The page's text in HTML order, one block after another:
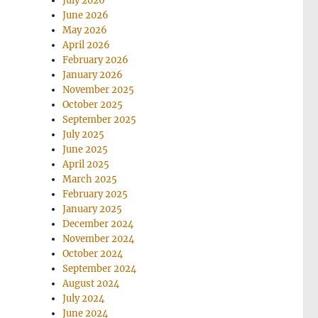
June 2026
May 2026
April 2026
February 2026
January 2026
November 2025
October 2025
September 2025
July 2025
June 2025
April 2025
March 2025
February 2025
January 2025
December 2024
November 2024
October 2024
September 2024
August 2024
July 2024
June 2024